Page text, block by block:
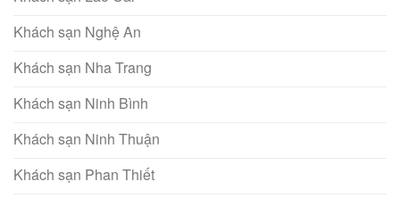
Khách sạn Nghệ An
Khách sạn Nha Trang
Khách sạn Ninh Bình
Khách sạn Ninh Thuận
Khách sạn Phan Thiết